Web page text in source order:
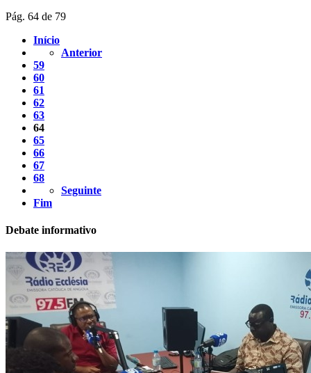
Pág. 64 de 79
Início
Anterior
59
60
61
62
63
64
65
66
67
68
Seguinte
Fim
Debate informativo